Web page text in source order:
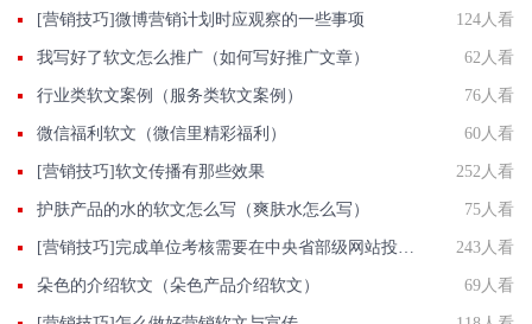
[营销技巧]微博营销计划时应观察的一些事项 124人看
我写好了软文怎么推广（如何写好推广文章） 62人看
行业类软文案例（服务类软文案例） 76人看
微信福利软文（微信里精彩福利） 60人看
[营销技巧]软文传播有那些效果 252人看
护肤产品的水的软文怎么写（爽肤水怎么写） 75人看
243人看
朵色的介绍软文（朵色产品介绍软文） 69人看